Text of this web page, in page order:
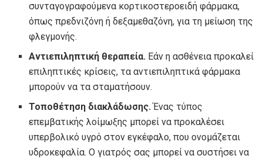
συνταγογραφούμενα κορτικοστεροειδή φάρμακα,
όπως πρεδνιζόνη ή δεξαμεθαζόνη, για τη μείωση της
φλεγμονής.
Αντιεπιληπτική θεραπεία. Εάν η ασθένεια προκαλεί
επιληπτικές κρίσεις, τα αντιεπιληπτικά φάρμακα
μπορούν να τα σταματήσουν.
Τοποθέτηση διακλάδωσης.Ένας τύπος
επεμβατικής λοίμωξης μπορεί να προκαλέσει
υπερβολικό υγρό στον εγκέφαλο, που ονομάζεται
υδροκεφαλία. Ο γιατρός σας μπορεί να συστήσει να